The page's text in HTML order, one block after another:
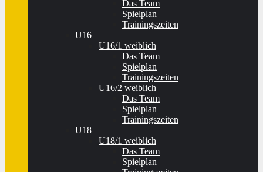
Das Team
Spielplan
Trainingszeiten
U16
U16/1 weiblich
Das Team
Spielplan
Trainingszeiten
U16/2 weiblich
Das Team
Spielplan
Trainingszeiten
U18
U18/1 weiblich
Das Team
Spielplan